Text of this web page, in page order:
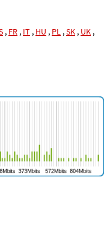
, FR , IT , HU , PL ,SK , UK ,